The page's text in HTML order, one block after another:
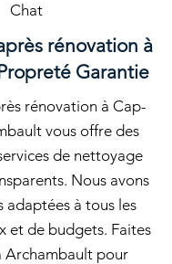
Chat
rénovation à
Garantie
rénovation à Cap-
vous offre des
de nettoyage
Nous avons
adaptées à tous les
et de budgets. Faites
Archambault pour